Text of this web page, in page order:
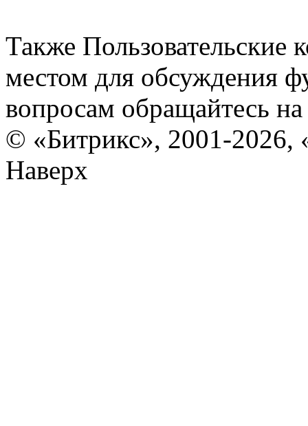
Также Пользовательские
местом для обсуждения
вопросам обращайтесь
© «Битрикс», 2001-2026,
Наверх